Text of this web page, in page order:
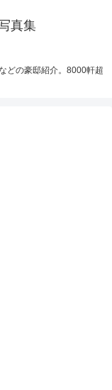
真集
どの豪邸紹介。8000軒超